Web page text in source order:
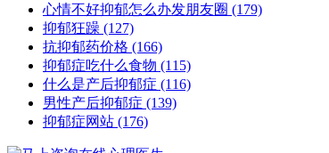
心情不好抑郁怎么办发朋友圈 (179)
抑郁狂躁 (127)
抗抑郁药价格 (166)
抑郁症吃什么食物 (115)
什么是产后抑郁症 (116)
男性产后抑郁症 (139)
抑郁症网站 (176)